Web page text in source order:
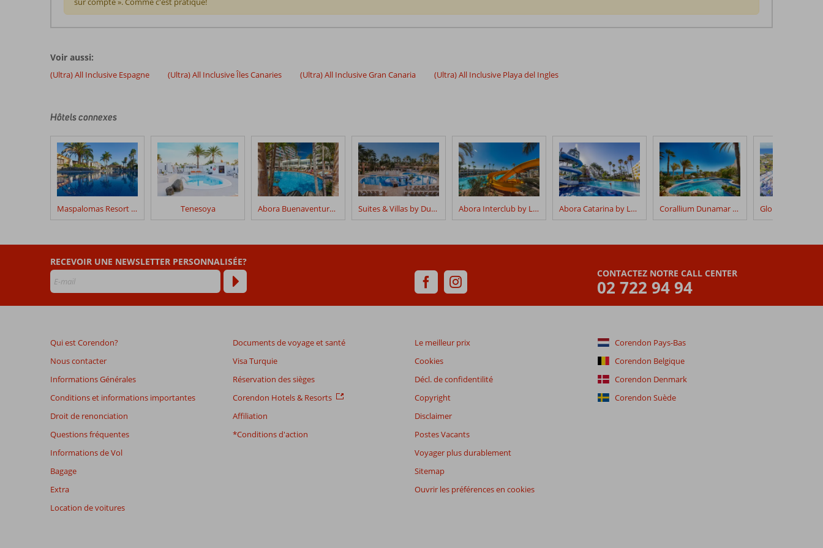
écrits
nos
leur
dans
Fly
&
Go
Servatur
Waikiki
avis
datant
de
de
48
sont
plus
afin
de
la
pertinence
avis
plus
Voir aussi:
(Ultra) All Inclusive Espagne (Ultra) All Inclusive Îles Canaries (Ultra) All Inclusive Gran Canaria (Ultra) All Inclusive Playa del Ingles
Hôtels connexes
Maspalomas Resort by Dunas Tenesoya Abora Buenaventura by Lopesan Hotels Suites & Villas by Dunas Abora Interclub by Lopesan Hotels Abora Catarina by Lopesan Hotels Corallium Dunamar by Lopesan Hotels
CONTACTEZ NOTRE CALL CENTER
02 722 94 94
RECEVOIR UNE NEWSLETTER PERSONNALISÉE?
Qui est Corendon?
Nous contacter
Informations Générales
Conditions et informations importantes
Droit de renonciation
Questions fréquentes
Informations de Vol
Bagage
Extra
Location de voitures
Documents de voyage et santé
Visa Turquie
Réservation des sièges
Corendon Hotels & Resorts
Affiliation
*Conditions d'action
Le meilleur prix
Cookies
Décl. de confidentilité
Copyright
Disclaimer
Postes Vacants
Voyager plus durablement
Sitemap
Ouvrir les préférences en cookies
Corendon Pays-Bas
Corendon Belgique
Corendon Denmark
Corendon Suède